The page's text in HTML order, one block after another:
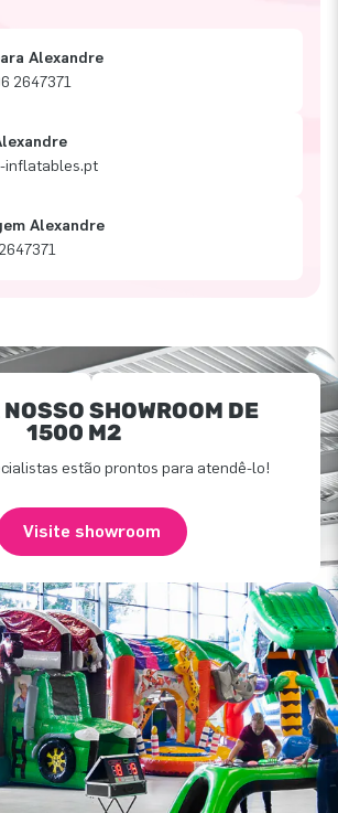
Alexandre
2647371
inflatables.pt
Alexandre
SHOWROOM DE
1500 M2
estão prontos para atendê-lo!
Visite showroom